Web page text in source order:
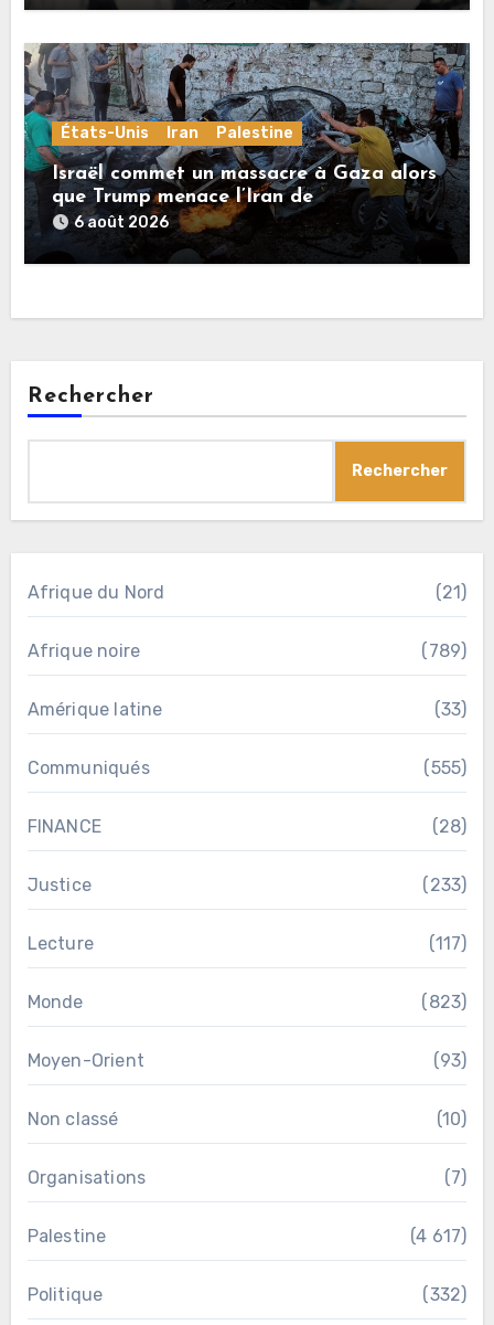
États-Unis Iran Palestine
Israël commet un massacre à Gaza alors
que Trump menace l’Iran de
«décapitation»
6 août 2026
Rechercher
Rechercher
Afrique du Nord (21)
Afrique noire (789)
Amérique latine (33)
Communiqués (555)
FINANCE (28)
Justice (233)
Lecture (117)
Monde (823)
Moyen-Orient (93)
Non classé (10)
Organisations (7)
Palestine (4 617)
Politique (332)